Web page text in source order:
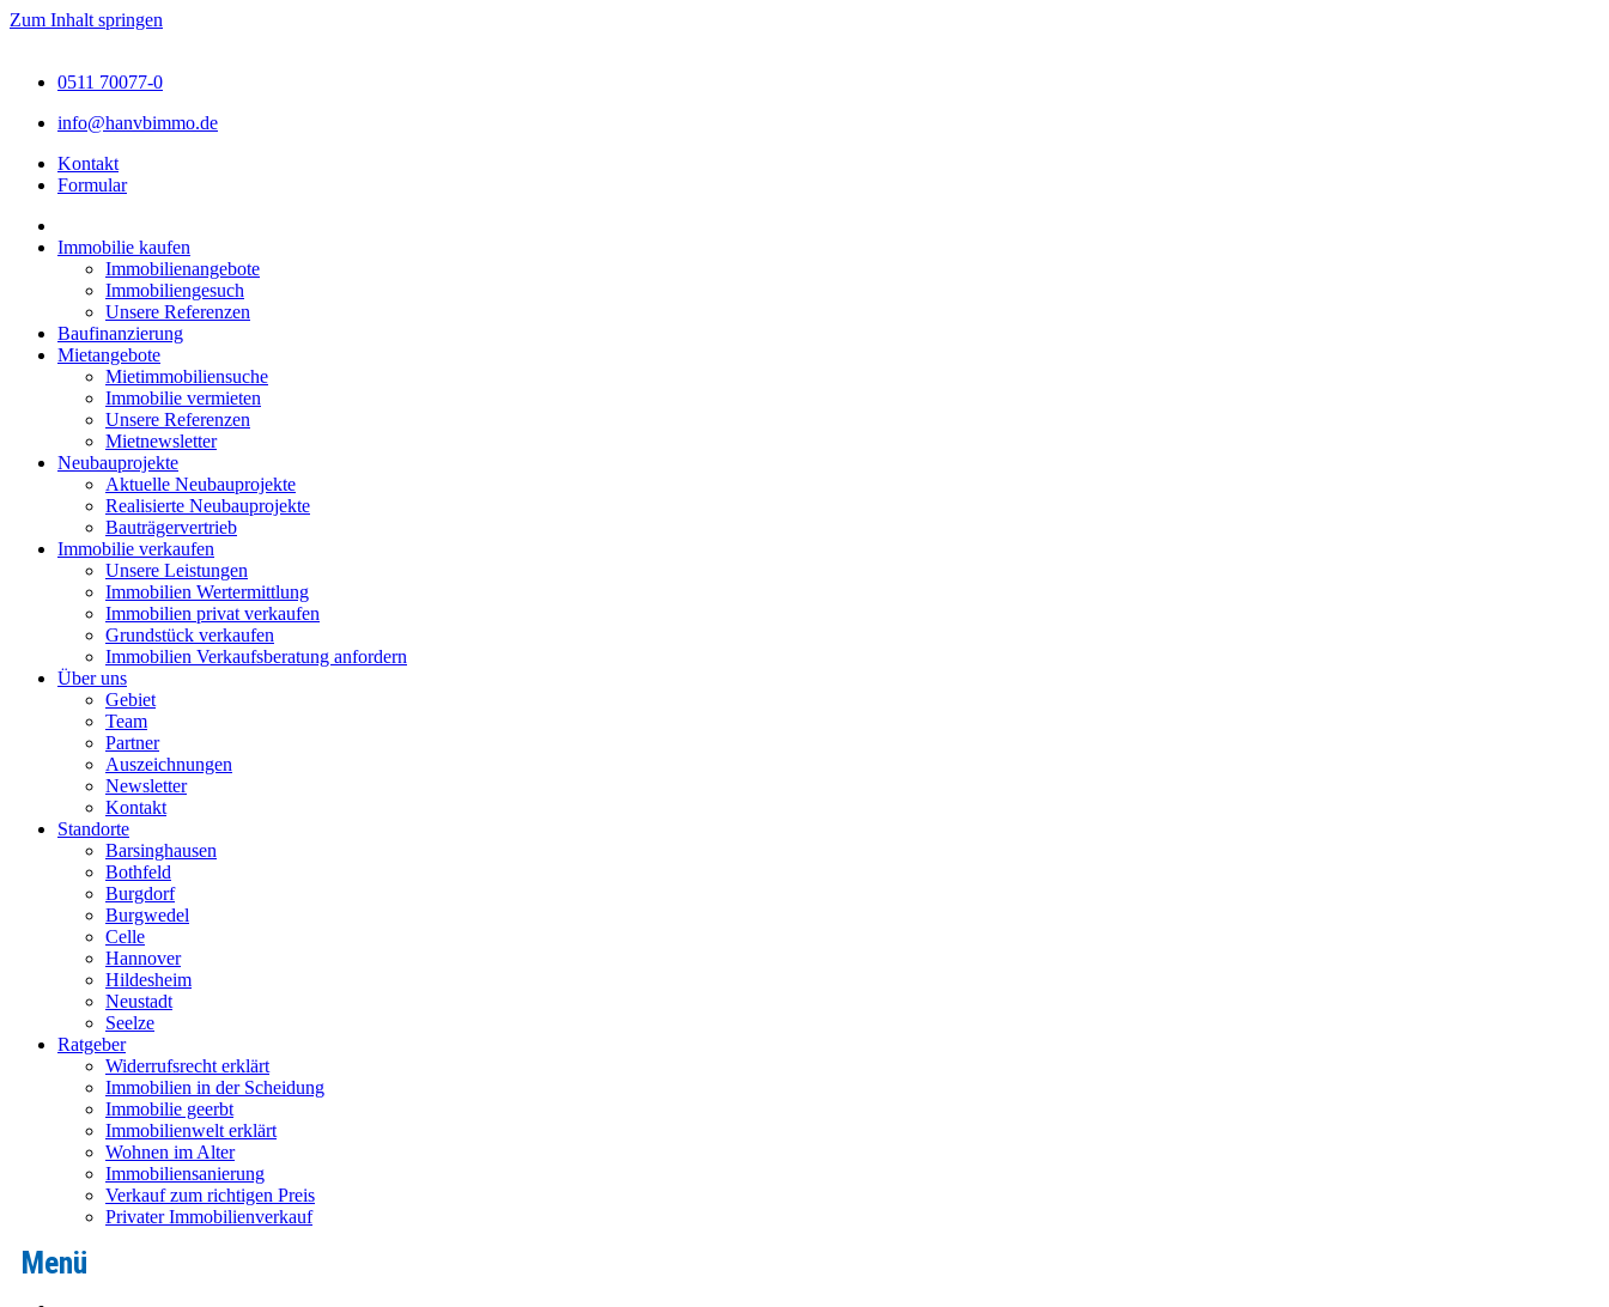
Zum Inhalt springen
0511 70077-0
info@hanvbimmo.de
Kontakt
Formular
Immobilie kaufen
Immobilienangebote
Immobiliengesuch
Unsere Referenzen
Baufinanzierung
Mietangebote
Mietimmobiliensuche
Immobilie vermieten
Unsere Referenzen
Mietnewsletter
Neubauprojekte
Aktuelle Neubauprojekte
Realisierte Neubauprojekte
Bauträgervertrieb
Immobilie verkaufen
Unsere Leistungen
Immobilien Wertermittlung
Immobilien privat verkaufen
Grundstück verkaufen
Immobilien Verkaufsberatung anfordern
Über uns
Gebiet
Team
Partner
Auszeichnungen
Newsletter
Kontakt
Standorte
Barsinghausen
Bothfeld
Burgdorf
Burgwedel
Celle
Hannover
Hildesheim
Neustadt
Seelze
Ratgeber
Widerrufsrecht erklärt
Immobilien in der Scheidung
Immobilie geerbt
Immobilienwelt erklärt
Wohnen im Alter
Immobiliensanierung
Verkauf zum richtigen Preis
Privater Immobilienverkauf